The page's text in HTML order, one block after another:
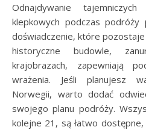
Odnajdywanie
klepkowych podczas
doświadczenie, które pozostaje
historyczne budowle,
krajobrazach, zapewniają
wrażenia. Jeśli planujesz
Norwegii, warto dodać
swojego planu podróży.
kolejne 21, są łatwo